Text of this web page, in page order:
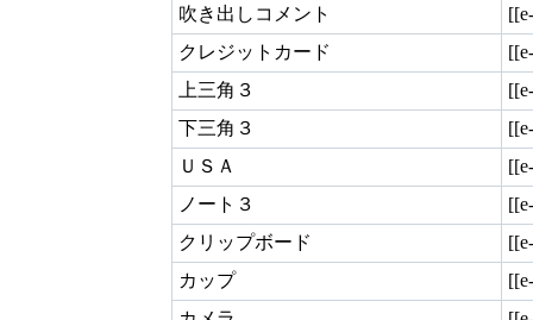
吹き出しコメント
クレジットカード
上三角３
下三角３
ＵＳＡ
ノート３
クリップボード
カップ